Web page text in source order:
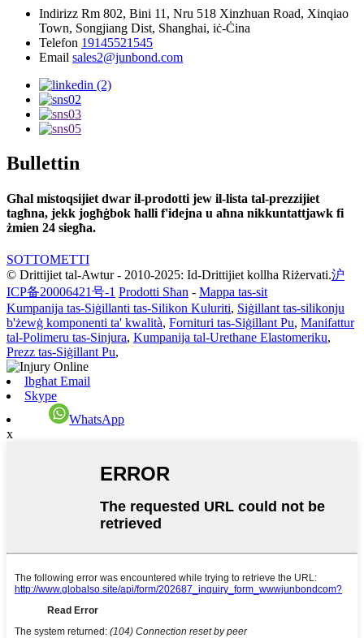
Indirizz Rm 802, Bini 11, Nru 518 Xinzhuan Road, Xinqiao
Town, Songjiang Dist, Shanghai, iċ-Ċina
Telefon 19145521545
Email sales2@junbond.com
Bullettin
Għal mistoqsijiet dwar il-prodotti jew il-lista tal-prezzijiet
tagħna, jekk jogħġbok ħalli f'idejna u aħna nikkuntattjawk fi
żmien 24 siegħa.
SOTTOMETTI
© Drittijiet tal-Awtur - 2010-2025: Id-Drittijiet kollha Riżervati.沪
ICP备20006421号-1 Prodotti Sħan - Mappa tas-sit
Kumpanija tas-Siġillanti tas-Silikon Kuluriti, Siġillant tas-silikonju
b'żewġ komponenti ta' kwalità, Fornituri tas-Siġillant Pu, Manifattur
tal-Polimeru tas-Sinjura, Kumpanija tal-Urethane Elastomeriku,
Prezz tas-Siġillant Pu,
Ibgħat Email
Skype
WhatsApp
x